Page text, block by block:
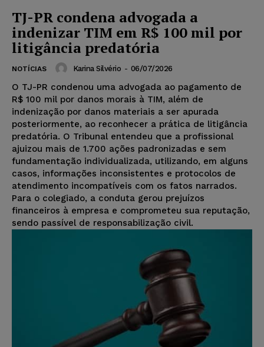
TJ-PR condena advogada a
indenizar TIM em R$ 100 mil por
litigância predatória
NOTÍCIAS Karina Silvério - 06/07/2026
O TJ-PR condenou uma advogada ao pagamento de
R$ 100 mil por danos morais à TIM, além de
indenização por danos materiais a ser apurada
posteriormente, ao reconhecer a prática de litigância
predatória. O Tribunal entendeu que a profissional
ajuizou mais de 1.700 ações padronizadas e sem
fundamentação individualizada, utilizando, em alguns
casos, informações inconsistentes e protocolos de
atendimento incompatíveis com os fatos narrados.
Para o colegiado, a conduta gerou prejuízos
financeiros à empresa e comprometeu sua reputação,
sendo passível de responsabilização civil.